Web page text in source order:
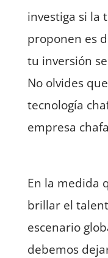
investiga si la
proponen es
tu inversión
No olvides
tecnología
empresa
En la medida
brillar el
escenario
debemos